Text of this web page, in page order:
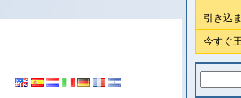
引き込
今すぐ